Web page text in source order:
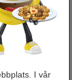
I vår